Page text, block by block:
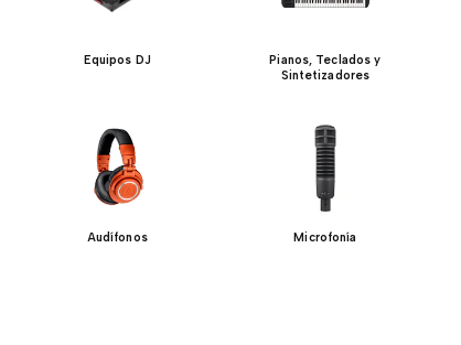
Equipos DJ
Pianos, Teclados y
Sintetizadores
Audífonos Microfonía